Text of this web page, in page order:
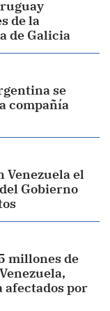
de la
de Galicia
se
compañía
Venezuela el
Gobierno
millones de
afectados por